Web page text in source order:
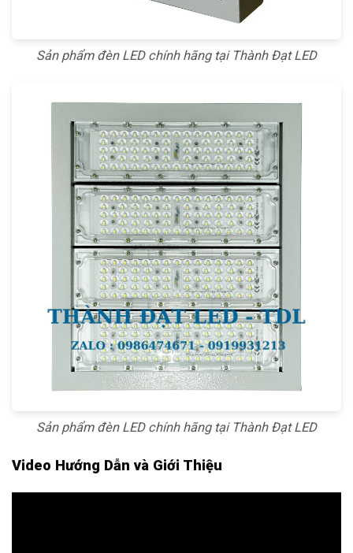
Sản phẩm đèn LED chính hãng tại Thành Đạt LED
Sản phẩm đèn LED chính hãng tại Thành Đạt LED
Video Hướng Dẫn và Giới Thiệu